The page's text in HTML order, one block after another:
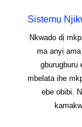
Sistemụ
Nkwado dị
ma anyị
gburugburu
mbelata ihe
ebe obibi.